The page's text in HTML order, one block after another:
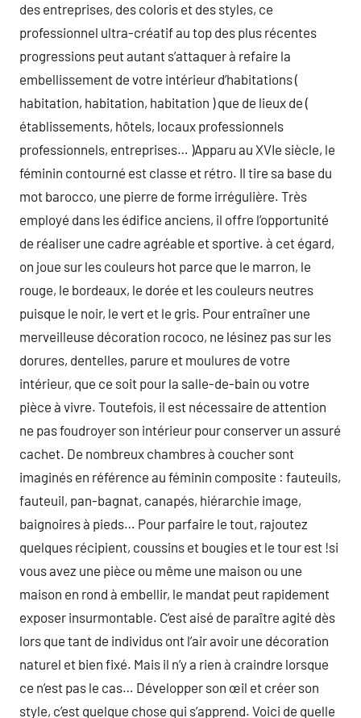
des entreprises, des coloris et des styles, ce
professionnel ultra-créatif au top des plus récentes
progressions peut autant s’attaquer à refaire la
embellissement de votre intérieur d’habitations (
habitation, habitation, habitation ) que de lieux de (
établissements, hôtels, locaux professionnels
professionnels, entreprises… )Apparu au XVIe siècle, le
féminin contourné est classe et rétro. Il tire sa base du
mot barocco, une pierre de forme irrégulière. Très
employé dans les édifice anciens, il offre l’opportunité
de réaliser une cadre agréable et sportive. à cet égard,
on joue sur les couleurs hot parce que le marron, le
rouge, le bordeaux, le dorée et les couleurs neutres
puisque le noir, le vert et le gris. Pour entraîner une
merveilleuse décoration rococo, ne lésinez pas sur les
dorures, dentelles, parure et moulures de votre
intérieur, que ce soit pour la salle-de-bain ou votre
pièce à vivre. Toutefois, il est nécessaire de attention
ne pas foudroyer son intérieur pour conserver un assuré
cachet. De nombreux chambres à coucher sont
imaginés en référence au féminin composite : fauteuils,
fauteuil, pan-bagnat, canapés, hiérarchie image,
baignoires à pieds… Pour parfaire le tout, rajoutez
quelques récipient, coussins et bougies et le tour est !si
vous avez une pièce ou même une maison ou une
maison en rond à embellir, le mandat peut rapidement
exposer insurmontable. C’est aisé de paraître agité dès
lors que tant de individus ont l’air avoir une décoration
naturel et bien fixé. Mais il n’y a rien à craindre lorsque
ce n’est pas le cas… Développer son œil et créer son
style, c’est quelque chose qui s’apprend. Voici de quelle